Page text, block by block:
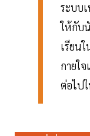
ระบบ
ให้กับ
เรียน
กายใ
ต่อไป